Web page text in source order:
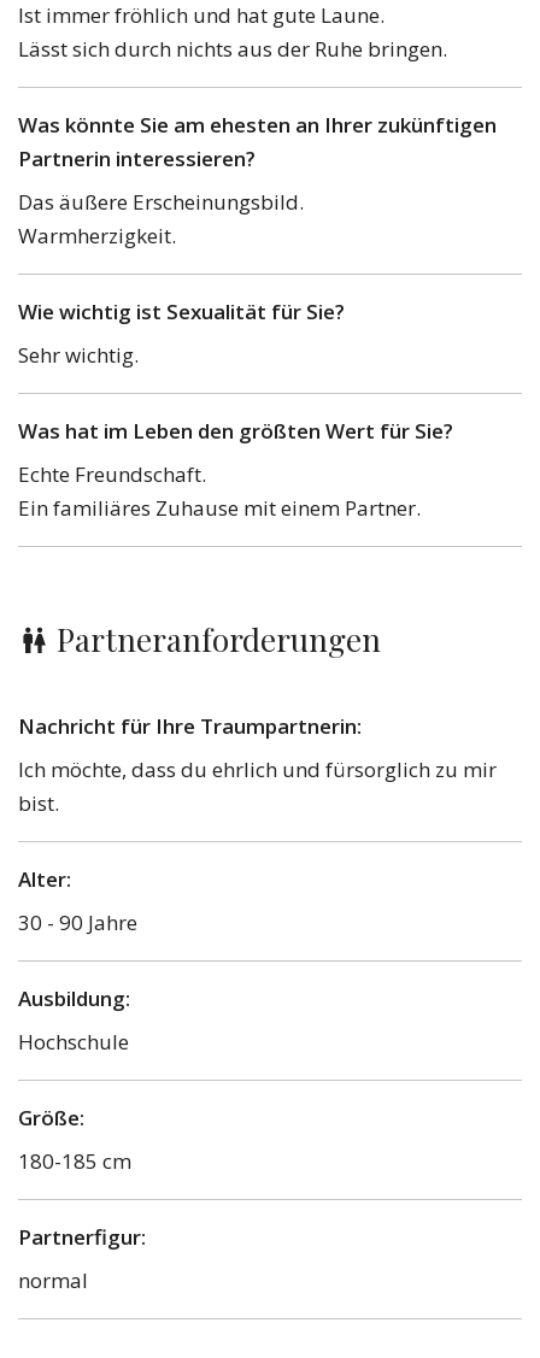
Ist immer fröhlich und hat gute Laune.
Lässt sich durch nichts aus der Ruhe bringen.
Was könnte Sie am ehesten an Ihrer zukünftigen
Partnerin interessieren?
Das äußere Erscheinungsbild.
Warmherzigkeit.
Wie wichtig ist Sexualität für Sie?
Sehr wichtig.
Was hat im Leben den größten Wert für Sie?
Echte Freundschaft.
Ein familiäres Zuhause mit einem Partner.
Partneranforderungen
Nachricht für Ihre Traumpartnerin:
Ich möchte, dass du ehrlich und fürsorglich zu mir
bist.
Alter:
30 - 90 Jahre
Ausbildung:
Hochschule
Größe:
180-185 cm
Partnerfigur:
normal